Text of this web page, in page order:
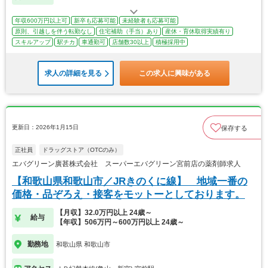
年収600万円以上可 新卒も応募可能
未経験者も応募可能
原則、引越しを伴う転勤なし
住宅補助（手当）あり
産休・育休取得実績有り
スキルアップ
駅チカ 車通勤可 店舗数30以上 積極採用中
求人の詳細を見る この求人に興味がある
更新日：2026年1月15日 保存する
正社員 ドラッグストア（OTCのみ）
エバグリーン廣甚株式会社 スーパーエバグリーン宮前店の薬剤師求人
【和歌山県和歌山市／JRきのくに線】 地域一番の
価格・品ぞろえ・接客をモットーとしております。
給与
【月収】32.0万円以上 24歳～
【年収】506万円～600万円以上 24歳～
勤務地 和歌山県 和歌山市